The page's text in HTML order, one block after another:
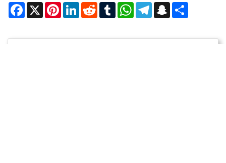
Facebook
X PinterestLinkedIn
RedditTumblrWhatsApp
TelegramSnapchat